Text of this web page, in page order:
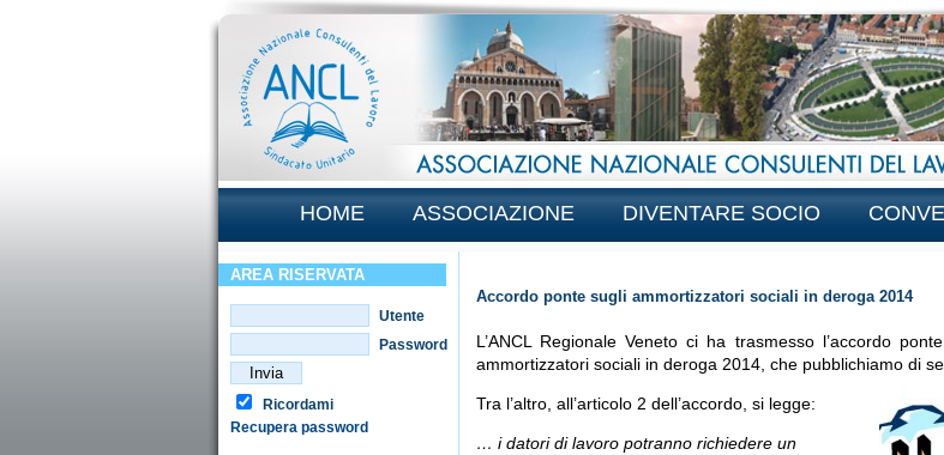
HOME ASSOCIAZIONE DIVENTARE SOCIO
AREA RISERVATA
Utente
Password
Ricordami
Recupera password
Accordo ponte sugli ammortizzatori sociali in deroga 2014
L’ANCL Regionale Veneto ci ha trasmesso l’accordo
ammortizzatori sociali in deroga 2014, che pubblichiamo di
Tra l’altro, all’articolo 2 dell’accordo, si legge:
… i datori di lavoro potranno richiedere un